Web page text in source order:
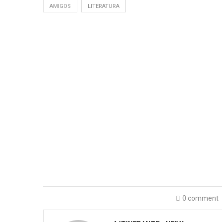
AMIGOS LITERATURA
0 comment